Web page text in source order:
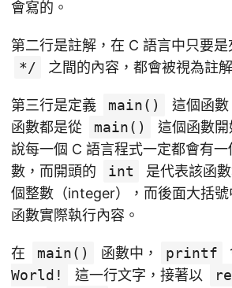
會寫的。
第二行是註解，在 C 語言中只要是
*/
之間的內容，都會被視為註解
第三行是定義 main()
這個函
函數都是從
main()
這個函數
說每一個 C 語言程式一定都會有一
數，而開頭的
int
是代表該函
個整數（integer），而後面大括
函數實際執行內容。
在 main() 函數中， printf
World!
這一行文字，接著以